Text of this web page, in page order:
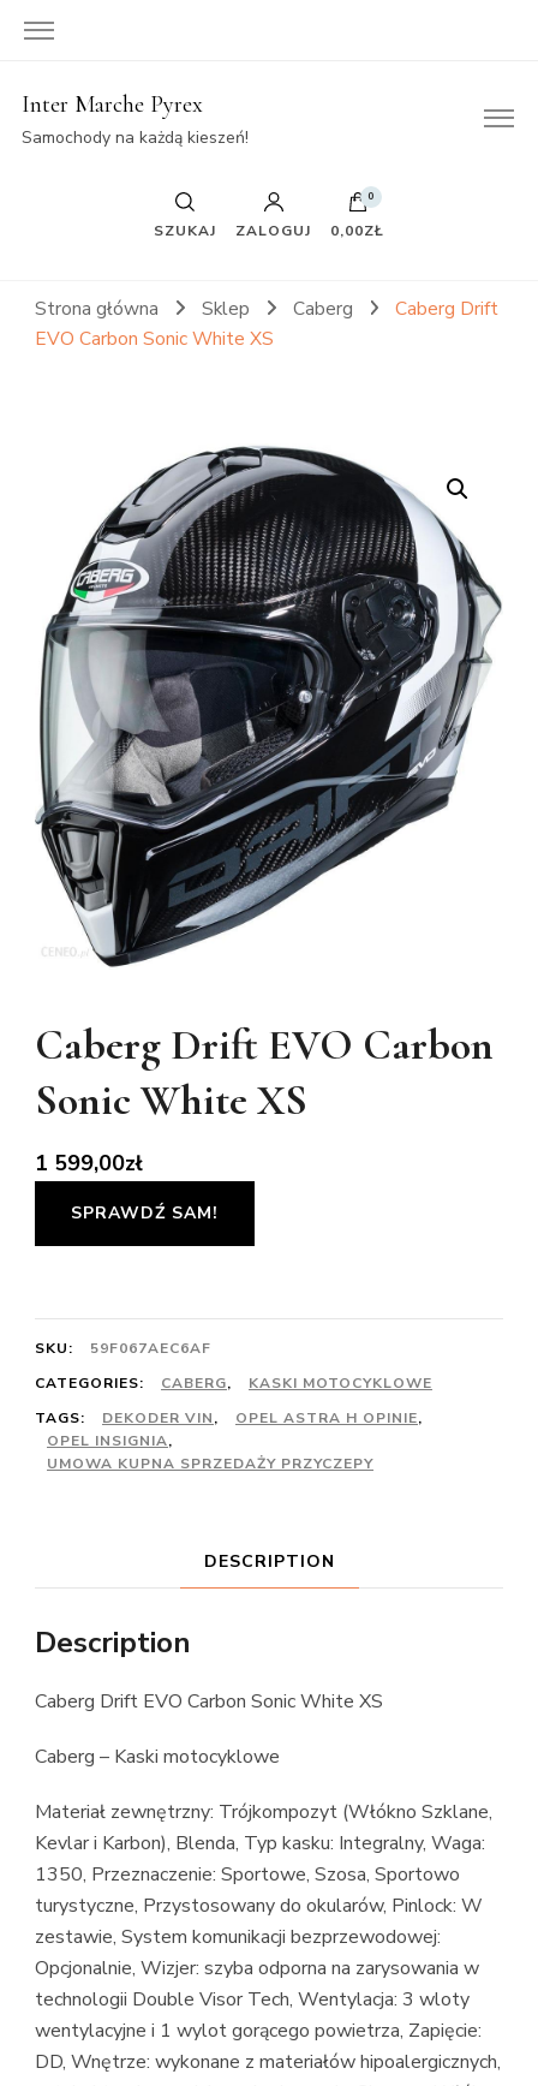
Inter Marche Pyrex
Samochody na każdą kieszeń!
SZUKAJ ZALOGUJ
0
0,00ZŁ
Strona główna Sklep Caberg
Caberg Drift
EVO Carbon Sonic White XS
Caberg Drift EVO Carbon
Sonic White XS
1 599,00zł
SPRAWDŹ SAM!
SKU:
59F067AEC6AF
CATEGORIES:
CABERG,
KASKI MOTOCYKLOWE
TAGS:
DEKODER VIN, OPEL ASTRA H OPINIE,
OPEL INSIGNIA,
UMOWA KUPNA SPRZEDAŻY PRZYCZEPY
DESCRIPTION
Description
Caberg Drift EVO Carbon Sonic White XS
Caberg – Kaski motocyklowe
Materiał zewnętrzny: Trójkompozyt (Włókno Szklane,
Kevlar i Karbon), Blenda, Typ kasku: Integralny, Waga:
1350, Przeznaczenie: Sportowe, Szosa, Sportowo
turystyczne, Przystosowany do okularów, Pinlock: W
zestawie, System komunikacji bezprzewodowej:
Opcjonalnie, Wizjer: szyba odporna na zarysowania w
technologii Double Visor Tech, Wentylacja: 3 wloty
wentylacyjne i 1 wylot gorącego powietrza, Zapięcie:
DD, Wnętrze: wykonane z materiałów hipoalergicznych,